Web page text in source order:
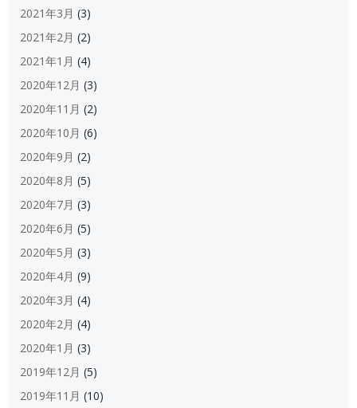
2021年3月 (3)
2021年2月 (2)
2021年1月 (4)
2020年12月 (3)
2020年11月 (2)
2020年10月 (6)
2020年9月 (2)
2020年8月 (5)
2020年7月 (3)
2020年6月 (5)
2020年5月 (3)
2020年4月 (9)
2020年3月 (4)
2020年2月 (4)
2020年1月 (3)
2019年12月 (5)
2019年11月 (10)